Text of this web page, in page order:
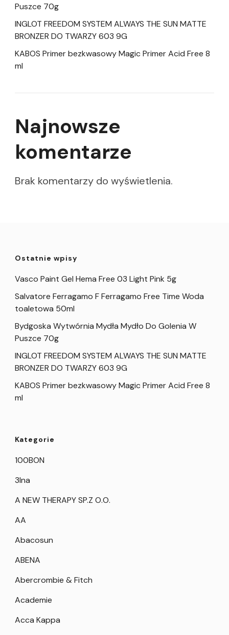
Puszce 70g
INGLOT FREEDOM SYSTEM ALWAYS THE SUN MATTE
BRONZER DO TWARZY 603 9G
KABOS Primer bezkwasowy Magic Primer Acid Free 8
ml
Najnowsze
komentarze
Brak komentarzy do wyświetlenia.
Ostatnie wpisy
Vasco Paint Gel Hema Free 03 Light Pink 5g
Salvatore Ferragamo F Ferragamo Free Time Woda
toaletowa 50ml
Bydgoska Wytwórnia Mydła Mydło Do Golenia W
Puszce 70g
INGLOT FREEDOM SYSTEM ALWAYS THE SUN MATTE
BRONZER DO TWARZY 603 9G
KABOS Primer bezkwasowy Magic Primer Acid Free 8
ml
Kategorie
100BON
3Ina
A NEW THERAPY SP.Z O.O.
AA
Abacosun
ABENA
Abercrombie & Fitch
Academie
Acca Kappa